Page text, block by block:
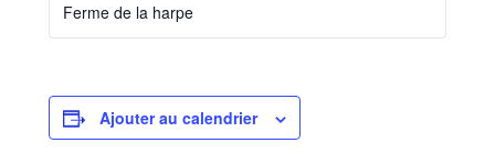
Ferme de la harpe
Ajouter au calendrier